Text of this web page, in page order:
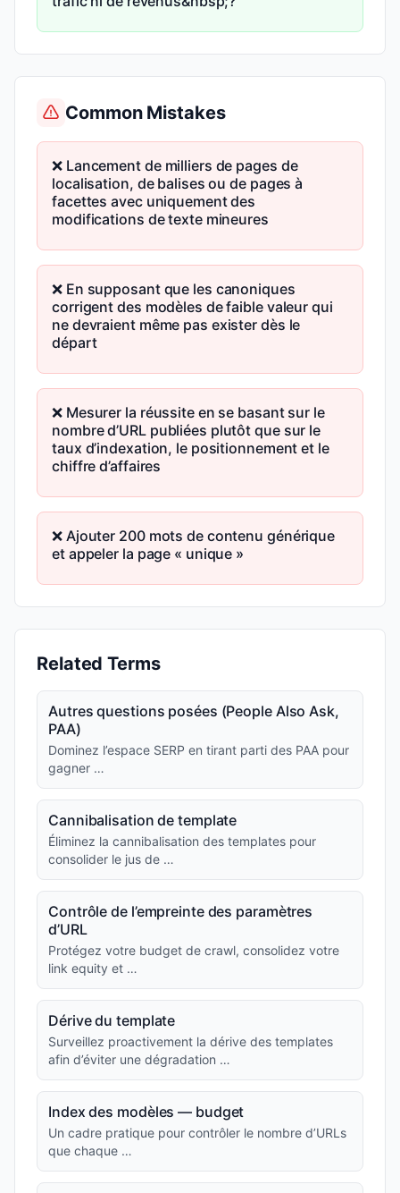
Common Mistakes
❌ Lancement de milliers de pages de
localisation, de balises ou de pages à
facettes avec uniquement des
modifications de texte mineures
❌ En supposant que les canoniques
corrigent des modèles de faible valeur qui
ne devraient même pas exister dès le
départ
❌ Mesurer la réussite en se basant sur le
nombre d’URL publiées plutôt que sur le
taux d’indexation, le positionnement et le
chiffre d’affaires
❌ Ajouter 200 mots de contenu générique
et appeler la page « unique »
Related Terms
Autres questions posées (People Also Ask,
PAA)
Dominez l’espace SERP en tirant parti des PAA pour
gagner …
Cannibalisation de template
Éliminez la cannibalisation des templates pour
consolider le jus de …
Contrôle de l’empreinte des paramètres
d’URL
Protégez votre budget de crawl, consolidez votre
link equity et …
Dérive du template
Surveillez proactivement la dérive des templates
afin d’éviter une dégradation …
Index des modèles — budget
Un cadre pratique pour contrôler le nombre d’URLs
que chaque …